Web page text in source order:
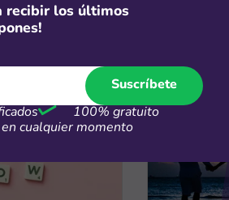
recibir los últimos
Suscríbete
100% gratuito
en cualquier momento